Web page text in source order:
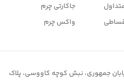
جاکارتی چرم
واکس چرم
خیابان جمهوری، نبش کوچه کاووسی، پلاک